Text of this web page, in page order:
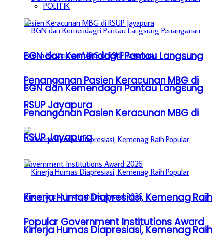
BGN dan Kemendagri Pantau Langsung
Penanganan Pasien Keracunan MBG di
RSUP Jayapura
Kinerja Humas Diapresiasi, Kemenag Raih
Popular Government Institutions Award
POLITIK
BGN dan Kemendagri Pantau Langsung
Penanganan Pasien Keracunan MBG di
RSUP Jayapura
Kinerja Humas Diapresiasi, Kemenag Raih